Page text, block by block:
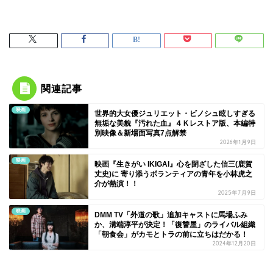
関連記事
映画
世界的大女優ジュリエット・ビノシュ眩しすぎる
無垢な美貌『汚れた血』４Ｋレストア版、本編特
別映像＆新場面写真7点解禁
2026年1月9日
映画
映画『生きがい IKIGAI』心を閉ざした信三(鹿賀
丈史)に 寄り添うボランティアの青年を小林虎之
介が熱演！！
2025年7月9日
映画
DMM TV「外道の歌」追加キャストに馬場ふみ
か、溝端淳平が決定！「復讐屋」のライバル組織
「朝食会」がカモとトラの前に立ちはだかる！
2024年12月20日